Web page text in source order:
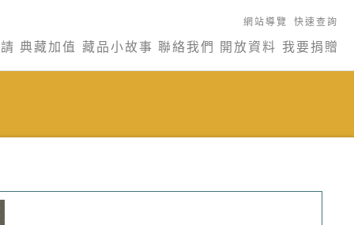
網站導覽 快速查詢
典藏加值 藏品小故事 聯絡我們 開放資料 我要捐贈